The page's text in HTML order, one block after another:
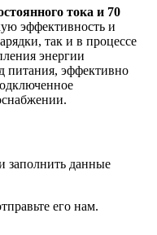
тока и 70
эффективность и
так и в процессе
энергии
питания, эффективно
заполнить данные
его нам.